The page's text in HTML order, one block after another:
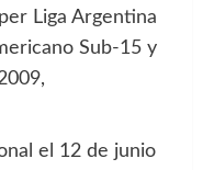
Liga Argentina
Sub-15 y
el 12 de junio